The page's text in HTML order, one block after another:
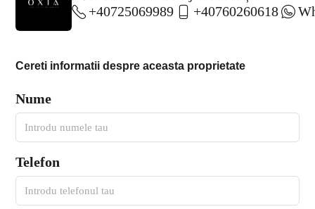
+40725069989
+40760260618
Cereti informatii despre aceasta proprietate
Nume
Telefon